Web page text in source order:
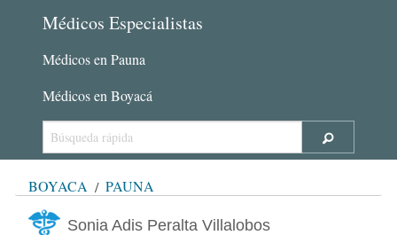
Médicos Especialistas
Médicos en Pauna
Médicos en Boyacá
BOYACÁ PAUNA
Sonia Adis Peralta Villalobos